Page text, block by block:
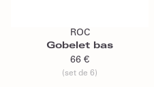
ROC
Gobelet bas
66 €
(set de 6)